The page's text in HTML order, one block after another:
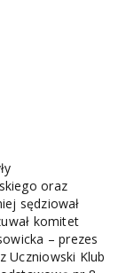
oraz
sędziował
komitet
– prezes
Uczniowski Klub